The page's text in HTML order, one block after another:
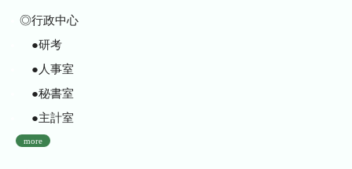
◎行政中心
●研考
●人事室
●秘書室
●主計室
more